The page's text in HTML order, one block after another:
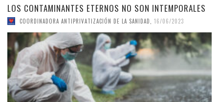
LOS CONTAMINANTES ETERNOS NO SON INTEMPORALES
COORDINADORA ANTIPRIVATIZACIÓN DE LA SANIDAD 16/06/2023